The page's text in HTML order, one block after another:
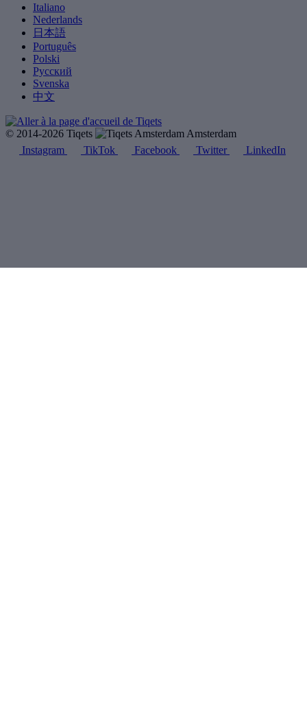
Italiano
Nederlands
日本語
Português
Polski
Русский
Svenska
中文
© 2014-2026 Tiqets
Amsterdam
Instagram
TikTok Facebook Twitter LinkedIn